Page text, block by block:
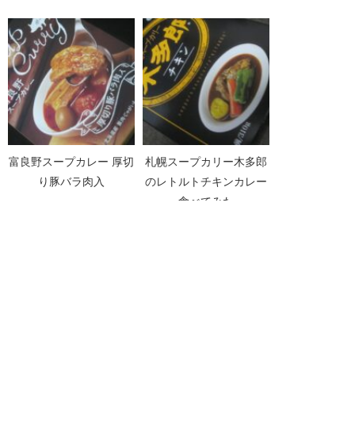
富良野スープカレー 厚切
り豚バラ肉入
札幌スープカリー木多郎
のレトルトチキンカレー
食べてみた